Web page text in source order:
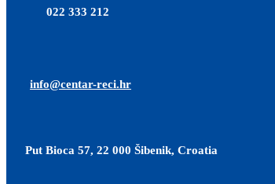
022 333 212
info@centar-reci.hr
Put Bioca 57, 22 000 Šibenik, Croatia